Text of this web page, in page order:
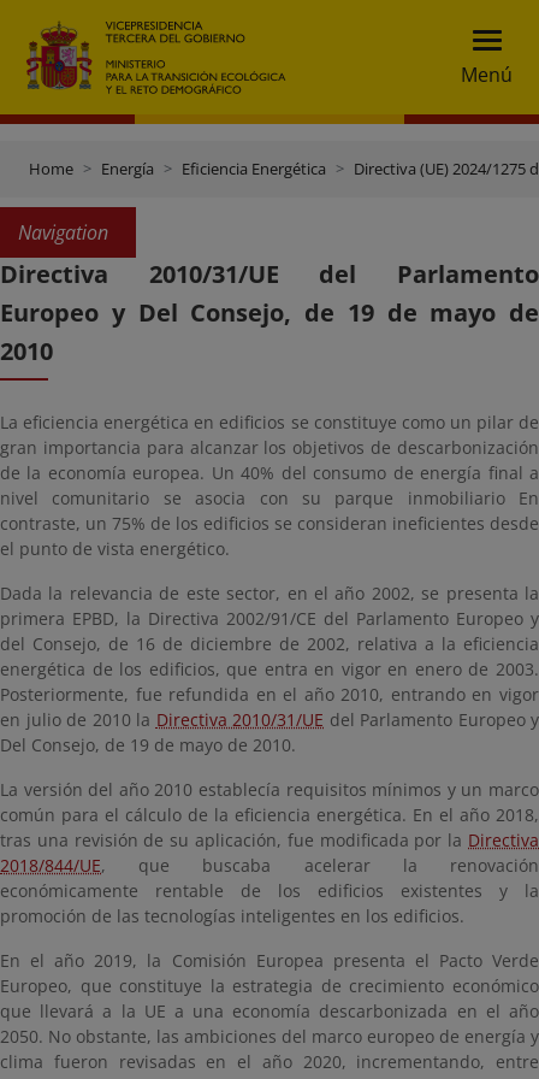
Menú
Home Energía Eficiencia Energética Directiva (UE) 2024/1275
Navigation
Directiva 2010/31/UE del Parlamento
Europeo y Del Consejo, de 19 de mayo de
2010
La eficiencia energética en edificios se constituye como un pilar de
gran importancia para alcanzar los objetivos de descarbonización
de la economía europea. Un 40% del consumo de energía final a
nivel comunitario se asocia con su parque inmobiliario En
contraste, un 75% de los edificios se consideran ineficientes desde
el punto de vista energético.
Dada la relevancia de este sector, en el año 2002, se presenta la
primera EPBD, la Directiva 2002/91/CE del Parlamento Europeo y
del Consejo, de 16 de diciembre de 2002, relativa a la eficiencia
energética de los edificios, que entra en vigor en enero de 2003.
Posteriormente, fue refundida en el año 2010, entrando en vigor
en julio de 2010 la Directiva 2010/31/UE del Parlamento Europeo y
Del Consejo, de 19 de mayo de 2010.
La versión del año 2010 establecía requisitos mínimos y un marco
común para el cálculo de la eficiencia energética. En el año 2018,
tras una revisión de su aplicación, fue modificada por la Directiva
2018/844/UE, que buscaba acelerar la renovación
económicamente rentable de los edificios existentes y la
promoción de las tecnologías inteligentes en los edificios.
En el año 2019, la Comisión Europea presenta el Pacto Verde
Europeo, que constituye la estrategia de crecimiento económico
que llevará a la UE a una economía descarbonizada en el año
2050. No obstante, las ambiciones del marco europeo de energía y
clima fueron revisadas en el año 2020, incrementando, entre